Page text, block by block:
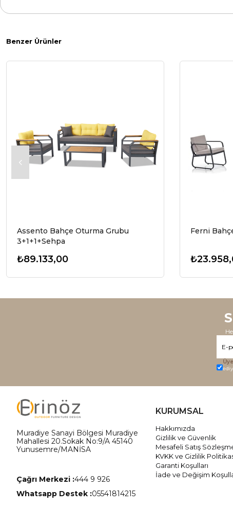
Benzer Ürünler
Assento Bahçe Oturma Grubu
3+1+1+Sehpa
₺89.133,00
Ferni
Muradiye Sanayi Bölgesi Muradiye
Mahallesi 20.Sokak No:9/A 45140
Yunusemre/MANİSA
Çağrı Merkezi :444 9 926
Whatsapp Destek :05541814215
KURUMSAL
Hakkımızda
Gizlilik ve Güvenlik
Mesafeli Satış
KVKK ve Gizlilik
Garanti Koşulları
İade ve Değişim